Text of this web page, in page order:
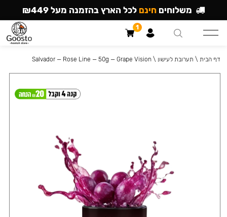
דף הבית \ תערובת לעישון \
Salvador — Rose Line — 50g — Grape Vision
משלוחים חינם לכל הארץ בהזמנה מעל ₪449
1